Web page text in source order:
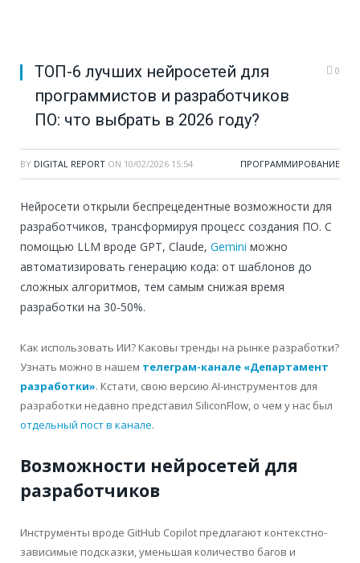
ТОП-6 лучших нейросетей для
программистов и разработчиков
ПО: что выбрать в 2026 году?
0
BY DIGITAL REPORT ON 10/02/2026 15:54 ПРОГРАММИРОВАНИЕ
Нейросети открыли беспрецедентные возможности для
разработчиков, трансформируя процесс создания ПО. С
помощью LLM вроде GPT, Claude, Gemini можно
автоматизировать генерацию кода: от шаблонов до
сложных алгоритмов, тем самым снижая время
разработки на 30-50%.
Как использовать ИИ? Каковы тренды на рынке разработки?
Узнать можно в нашем телеграм-канале «Департамент
разработки». Кстати, свою версию AI-инструментов для
разработки недавно представил SiliconFlow, о чем у нас был
отдельный пост в канале.
Возможности нейросетей для
разработчиков
Инструменты вроде GitHub Copilot предлагают контекстно-
зависимые подсказки, уменьшая количество багов и